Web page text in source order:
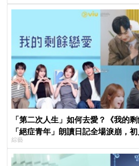
「第二次人生」如何去愛？《我的
「絕症青年」朗讀日記全場淚崩，
識」！
綜藝